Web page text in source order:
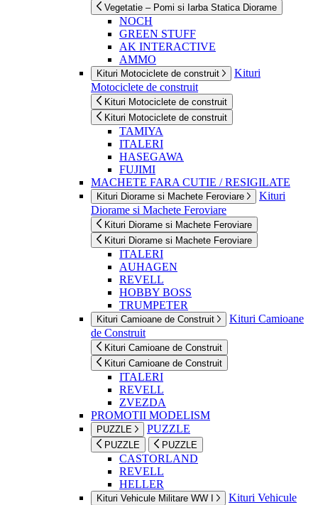
Vegetatie – Pomi si Iarba Statica Diorame
NOCH
GREEN STUFF
AK INTERACTIVE
AMMO
Kituri Motociclete de construit
Kituri
Motociclete de construit
Kituri Motociclete de construit
Kituri Motociclete de construit
TAMIYA
ITALERI
HASEGAWA
FUJIMI
MACHETE FARA CUTIE / RESIGILATE
Kituri Diorame si Machete Feroviare
Kituri
Diorame si Machete Feroviare
Kituri Diorame si Machete Feroviare
Kituri Diorame si Machete Feroviare
ITALERI
AUHAGEN
REVELL
HOBBY BOSS
TRUMPETER
Kituri Camioane de Construit
Kituri Camioane
de Construit
Kituri Camioane de Construit
Kituri Camioane de Construit
ITALERI
REVELL
ZVEZDA
PROMOTII MODELISM
PUZZLE PUZZLE
PUZZLE PUZZLE
CASTORLAND
REVELL
HELLER
Kituri Vehicule Militare WW I
Kituri Vehicule